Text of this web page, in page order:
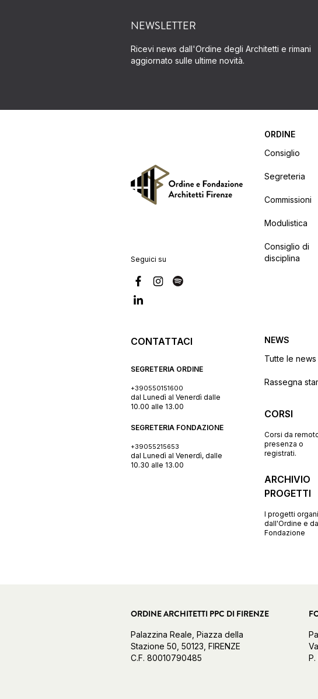
NEWSLETTER
Ricevi news dall'Ordine degli Architetti e rimani
aggiornato sulle ultime novità.
Seguici su
CONTATTACI
SEGRETERIA ORDINE
+390550151600
dal Lunedì al Venerdì dalle
10.00 alle 13.00
SEGRETERIA FONDAZIONE
+39055215653
dal Lunedì al Venerdì, dalle
10.30 alle 13.00
ORDINE
Consiglio
Segreteria
Commissioni
Modulistica
Consiglio di
disciplina
NEWS
Tutte le news
Rassegna
CORSI
Corsi da
presenza o
registrati.
ARCHIVIO
PROGETTI
I progetti
dall'Ordine e
Fondazione
ORDINE ARCHITETTI PPC DI FIRENZE
Palazzina Reale, Piazza della
Stazione 50, 50123, FIRENZE
C.F. 80010790485